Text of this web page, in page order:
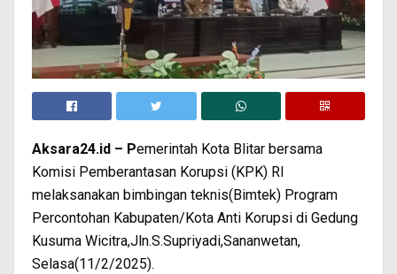
Aksara24.id – Pemerintah Kota Blitar bersama
Komisi Pemberantasan Korupsi (KPK) RI
melaksanakan bimbingan teknis(Bimtek) Program
Percontohan Kabupaten/Kota Anti Korupsi di Gedung
Kusuma Wicitra,Jln.S.Supriyadi,Sananwetan,
Selasa(11/2/2025).